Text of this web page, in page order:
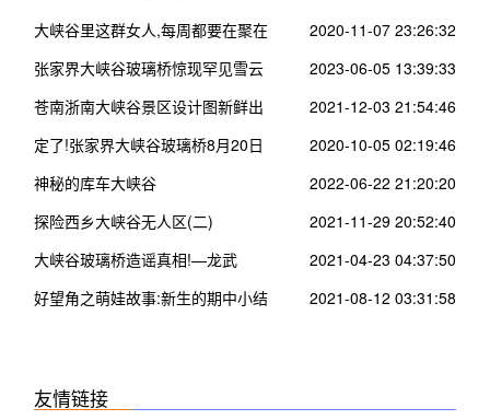
就出了这事!
大峡谷里这群女人,每周都要在聚在
一起搞事情~
2020-11-07 23:26:32
张家界大峡谷玻璃桥惊现罕见雪云
海!
2023-06-05 13:39:33
苍南浙南大峡谷景区设计图新鲜出
炉!未来要建成这样子…
2021-12-03 21:54:46
定了!张家界大峡谷玻璃桥8月20日
开放了!
2020-10-05 02:19:46
神秘的库车大峡谷
2022-06-22 21:20:20
探险西乡大峡谷无人区(二)
2021-11-29 20:52:40
大峡谷玻璃桥造谣真相!—龙武
2021-04-23 04:37:50
好望角之萌娃故事:新生的期中小结
2021-08-12 03:31:58
友情链接